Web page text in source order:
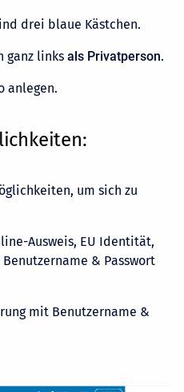
drei blaue Kästchen.
ganz links als Privatperson.
anlegen.
um sich zu
Ausweis, EU Identität,
& Passwort
mit Benutzername &